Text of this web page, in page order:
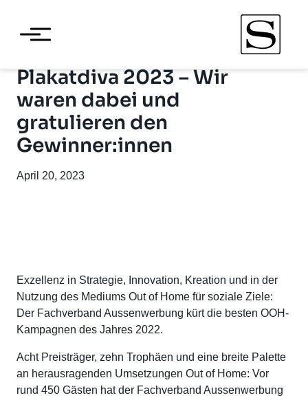
Plakatdiva 2023 – Wir
waren dabei und
gratulieren den
Gewinner:innen
April 20, 2023
Exzellenz in Strategie, Innovation, Kreation und in der
Nutzung des Mediums Out of Home für soziale Ziele:
Der Fachverband Aussenwerbung kürt die besten OOH-
Kampagnen des Jahres 2022.
Acht Preisträger, zehn Trophäen und eine breite Palette
an herausragenden Umsetzungen Out of Home: Vor
rund 450 Gästen hat der Fachverband Aussenwerbung